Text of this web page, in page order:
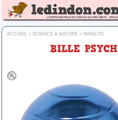
ACCUEIL > SCIENCE & NATURE > INSOLITE
BILLE